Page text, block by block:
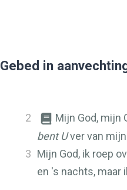
Gebed in
2
Mijn God, mijn
bent Uver van
3 Mijn God, ik roep
en 's nachts, maar